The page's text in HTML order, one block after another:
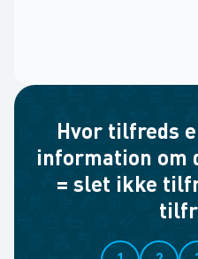
Hvor tilfreds
information om
= slet ikke